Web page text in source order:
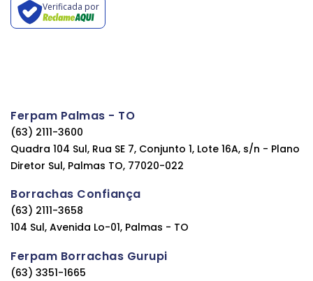
Verificada por
Ferpam Palmas - TO
(63) 2111-3600
Quadra 104 Sul, Rua SE 7, Conjunto 1, Lote 16A, s/n - Plano
Diretor Sul, Palmas TO, 77020-022
Borrachas Confiança
(63) 2111-3658
104 Sul, Avenida Lo-01, Palmas - TO
Ferpam Borrachas Gurupi
(63) 3351-1665